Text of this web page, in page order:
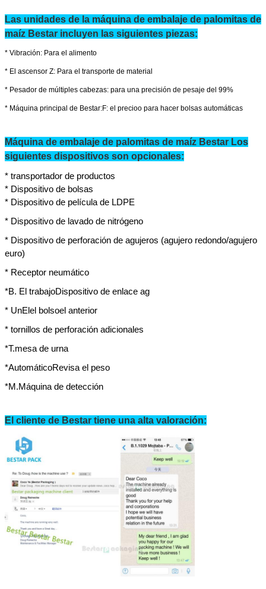
Deja un mensaje
PRESENTACIóN
Las unidades de la máquina de embalaje de palomitas de
maíz Bestar incluyen las siguientes piezas:
* Vibración: Para el alimento
* El ascensor Z: Para el transporte de material
* Pesador de múltiples cabezas: para una precisión de pesaje del 99%
* Máquina principal de Bestar:F: el precioo para hacer bolsas automáticas
Máquina de embalaje de palomitas de maíz Bestar Los
siguientes dispositivos son opcionales:
* transportador de productos
* Dispositivo de bolsas
* Dispositivo de película de LDPE
* Dispositivo de lavado de nitrógeno
* Dispositivo de perforación de agujeros (agujero redondo/agujero
euro)
* Receptor neumático
*B. El trabajoDispositivo de enlace ag
* UnEl el bolsoel anterior
* tornillos de perforación adicionales
*T.mesa de urna
*AutomáticoRevisa el peso
*M.Máquina de detección
El cliente de Bestar tiene una alta valoración: